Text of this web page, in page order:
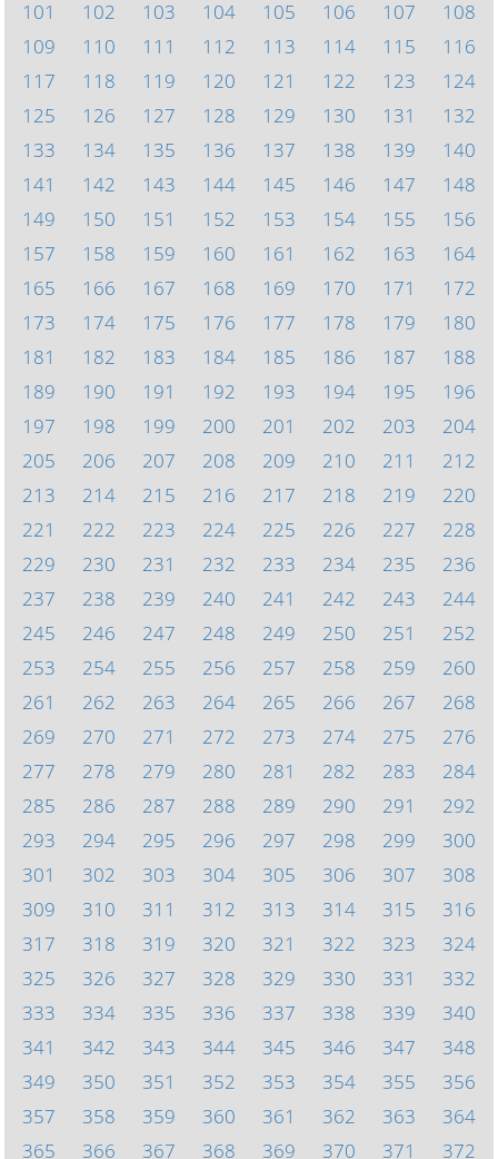
101
102 103 104 105 106 107
108
109
110 111 112 113 114 115
116
117
118 119 120 121 122 123
124
125
126 127 128 129 130 131
132
133
134 135 136 137 138 139
140
141
142 143 144 145 146 147
148
149
150 151 152 153 154 155
156
157
158 159 160 161 162 163
164
165
166 167 168 169 170 171
172
173
174 175 176 177 178 179
180
181
182 183 184 185 186 187
188
189
190 191 192 193 194 195
196
197
198 199 200 201 202 203
204
205
206 207 208 209 210 211
212
213
214 215 216 217 218 219
220
221
222 223 224 225 226 227
228
229
230 231 232 233 234 235
236
237
238 239 240 241 242 243
244
245
246 247 248 249 250 251
252
253
254 255 256 257 258 259
260
261
262 263 264 265 266 267
268
269
270 271 272 273 274 275
276
277
278 279 280 281 282 283
284
285
286 287 288 289 290 291
292
293
294 295 296 297 298 299
300
301
302 303 304 305 306 307
308
309
310 311 312 313 314 315
316
317
318 319 320 321 322 323
324
325
326 327 328 329 330 331
332
333
334 335 336 337 338 339
340
341
342 343 344 345 346 347
348
349
350 351 352 353 354 355
356
357
358 359 360 361 362 363
364
365
366 367 368 369 370 371 372